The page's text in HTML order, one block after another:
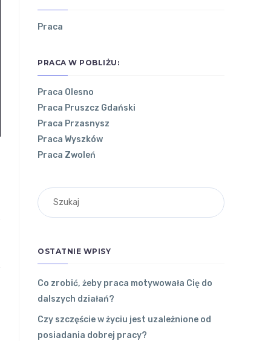
Praca
PRACA W POBLIŻU:
Praca Olesno
Praca Pruszcz Gdański
Praca Przasnysz
Praca Wyszków
Praca Zwoleń
OSTATNIE WPISY
Co zrobić, żeby praca motywowała Cię do
dalszych działań?
Czy szczęście w życiu jest uzależnione od
posiadania dobrej pracy?